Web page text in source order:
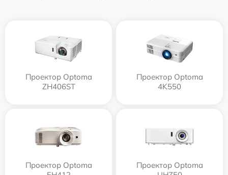
Проектор Optoma
ZH406ST
Проектор Optoma
4K550
Проектор Optoma
Проектор Optoma